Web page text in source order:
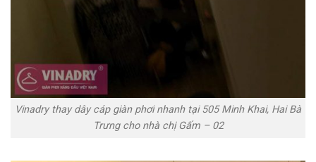
Vinadry thay dây cáp giàn phơi nhanh tại 505 Minh Khai, Hai Bà
Trưng cho nhà chị Gấm – 02